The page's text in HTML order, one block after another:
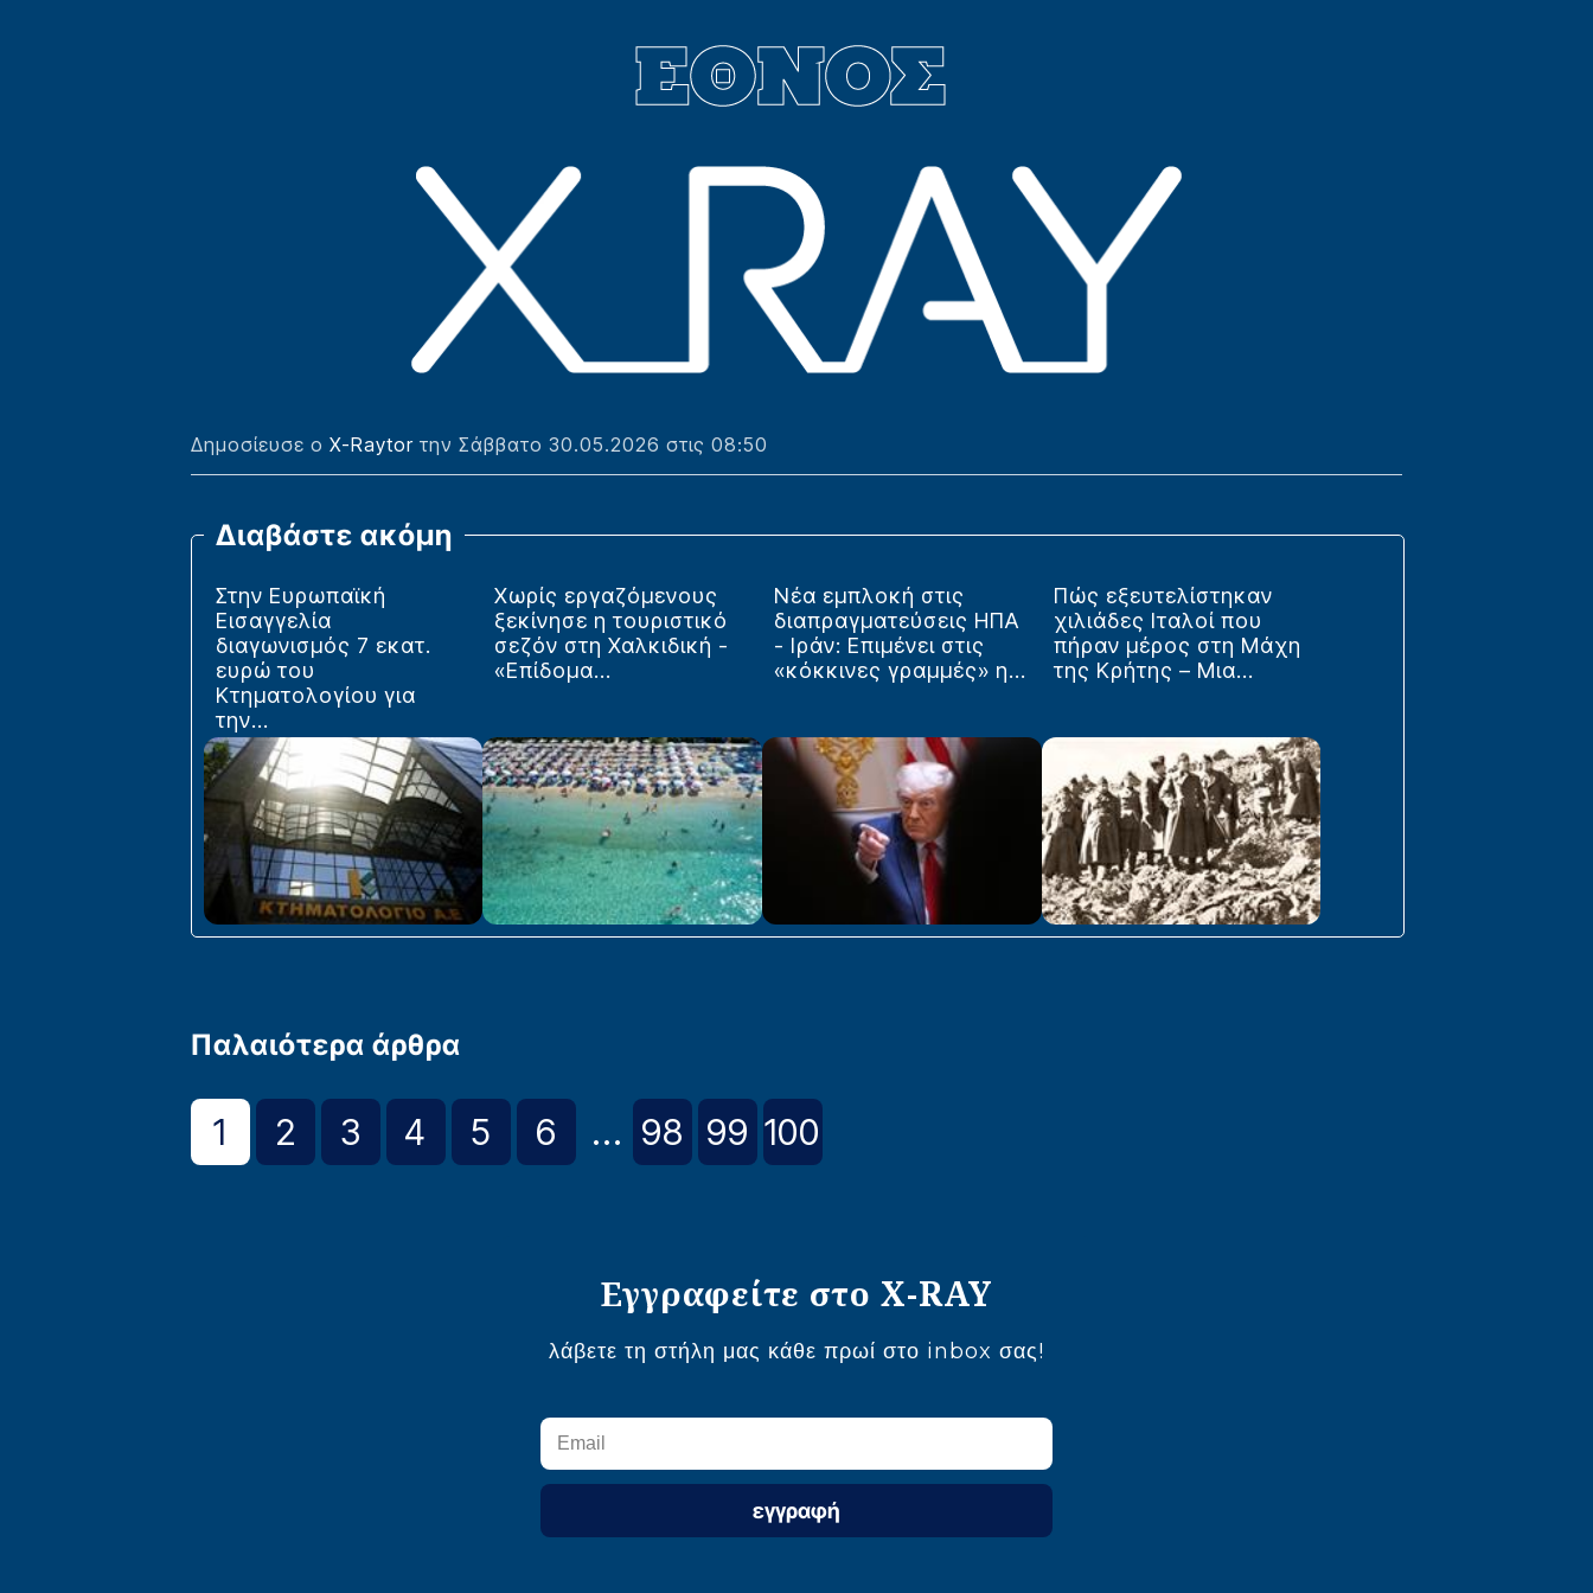
Δημοσίευσε ο X-Raytorτην Σάββατο 30.05.2026 στις 08:50
Διαβάστε ακόμη
Στην Ευρωπαϊκή
Εισαγγελία
διαγωνισμός 7 εκατ.
ευρώ του
Κτηματολογίου για
την...
Χωρίς εργαζόμενους
ξεκίνησε η τουριστικό
σεζόν στη Χαλκιδική -
«Επίδομα...
Νέα εμπλοκή στις
διαπραγματεύσεις ΗΠΑ
- Ιράν: Επιμένει στις
«κόκκινες γραμμές» η...
Πώς εξευτελίστηκαν
χιλιάδες Ιταλοί που
πήραν μέρος στη Μάχη
της Κρήτης – Μια...
Παλαιότερα άρθρα
1 2 3 4 5 6 ... 98 99 100
Εγγραφείτε στο X-RAY
λάβετε τη στήλη μας κάθε πρωί στο inbox σας!
εγγραφή